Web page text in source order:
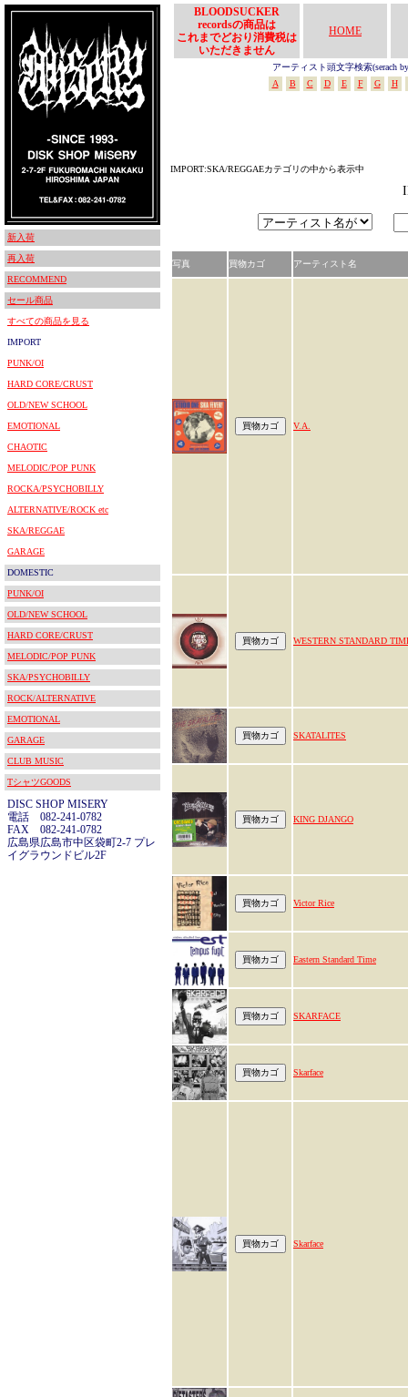
新入荷
再入荷
RECOMMEND
セール商品
すべての商品を見る
IMPORT
PUNK/OI
HARD CORE/CRUST
OLD/NEW SCHOOL
EMOTIONAL
CHAOTIC
MELODIC/POP PUNK
ROCKA/PSYCHOBILLY
ALTERNATIVE/ROCK etc
SKA/REGGAE
GARAGE
DOMESTIC
PUNK/OI
OLD/NEW SCHOOL
HARD CORE/CRUST
MELODIC/POP PUNK
SKA/PSYCHOBILLY
ROCK/ALTERNATIVE
EMOTIONAL
GARAGE
CLUB MUSIC
TシャツGOODS
DISC SHOP MISERY
電話 082-241-0782
FAX 082-241-0782
広島県広島市中区袋町2-7 プレ
イグラウンドビル2F
BLOODSUCKER
recordsの商品は
これまでどおり消費税は
いただきません
HOME
アーティスト頭文字検索(serach
A
B C D E F G H
IMPORT:SKA/REGGAEカテゴリの中から表示中
写真 買物カゴ アーティスト名
V.A.
WESTERN STANDARD
SKATALITES
KING DJANGO
Victor Rice
Eastern Standard Time
SKARFACE
Skarface
Skarface